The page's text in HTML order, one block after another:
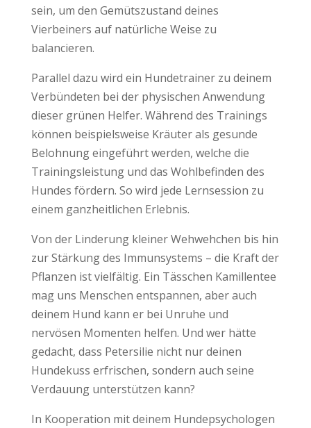
sein, um den Gemütszustand deines
Vierbeiners auf natürliche Weise zu
balancieren.
Parallel dazu wird ein Hundetrainer zu deinem
Verbündeten bei der physischen Anwendung
dieser grünen Helfer. Während des Trainings
können beispielsweise Kräuter als gesunde
Belohnung eingeführt werden, welche die
Trainingsleistung und das Wohlbefinden des
Hundes fördern. So wird jede Lernsession zu
einem ganzheitlichen Erlebnis.
Von der Linderung kleiner Wehwehchen bis hin
zur Stärkung des Immunsystems – die Kraft der
Pflanzen ist vielfältig. Ein Tässchen Kamillentee
mag uns Menschen entspannen, aber auch
deinem Hund kann er bei Unruhe und
nervösen Momenten helfen. Und wer hätte
gedacht, dass Petersilie nicht nur deinen
Hundekuss erfrischen, sondern auch seine
Verdauung unterstützen kann?
In Kooperation mit deinem Hundepsychologen